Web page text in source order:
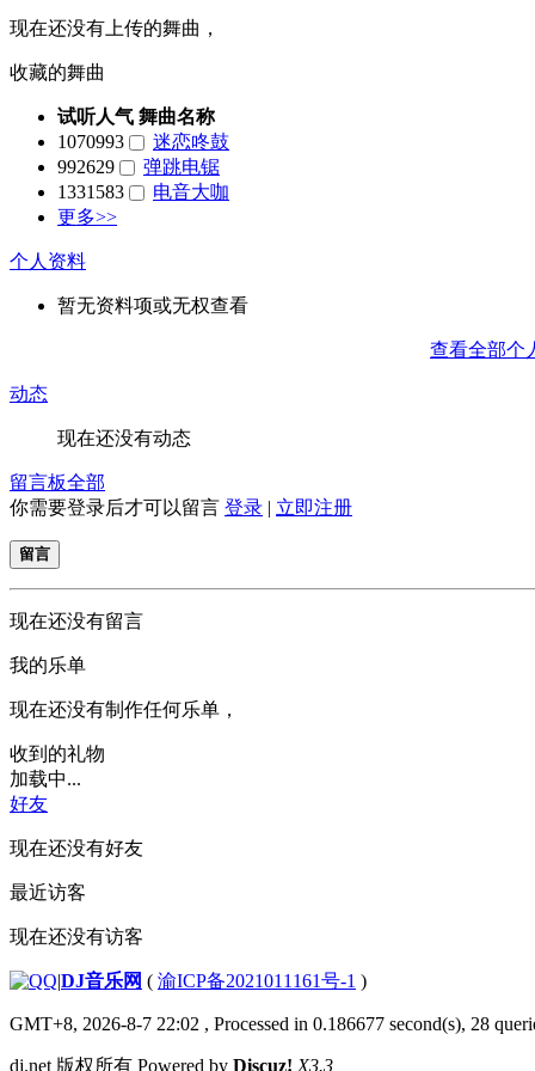
现在还没有上传的舞曲，
收藏的舞曲
试听人气 舞曲名称
1070993
迷恋咚鼓
992629
弹跳电锯
1331583
电音大咖
更多>>
个人资料
暂无资料项或无权查看
查看全部个
动态
现在还没有动态
留言板全部
你需要登录后才可以留言 登录 | 立即注册
留言
现在还没有留言
我的乐单
现在还没有制作任何乐单，
收到的礼物
加载中...
好友
现在还没有好友
最近访客
现在还没有访客
|DJ音乐网 ( 渝ICP备2021011161号-1 )
GMT+8, 2026-8-7 22:02 , Processed in 0.186677 second(s), 28
dj.net 版权所有 Powered by Discuz! X3.3